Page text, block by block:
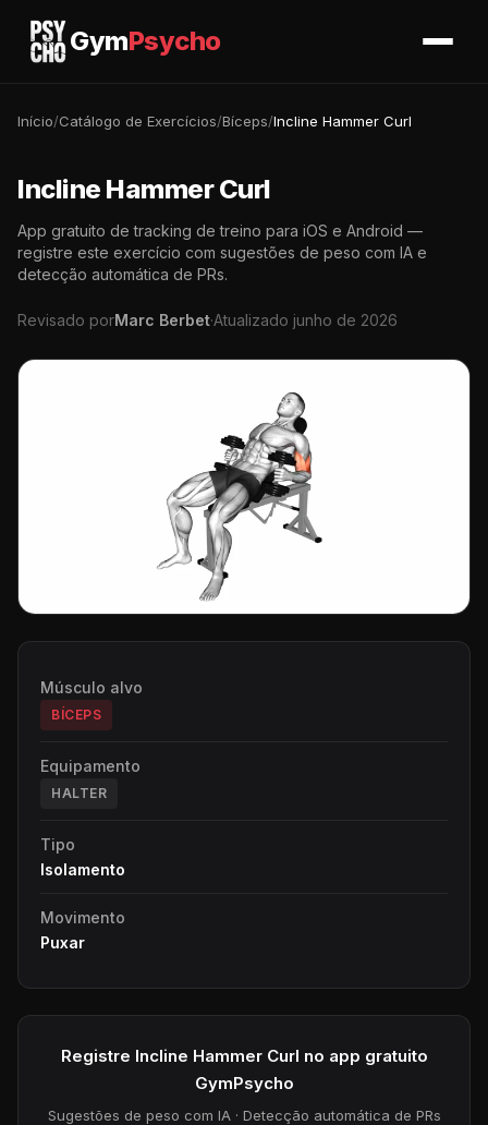
GymPsycho
Início/Catálogo de Exercícios/Bíceps/Incline Hammer Curl
Incline Hammer Curl
App gratuito de tracking de treino para iOS e Android —
registre este exercício com sugestões de peso com IA e
detecção automática de PRs.
Revisado porMarc Berbet·Atualizado junho de 2026
Músculo alvo
BÍCEPS
Equipamento
HALTER
Tipo
Isolamento
Movimento
Puxar
Registre Incline Hammer Curl no app gratuito
GymPsycho
Sugestões de peso com IA · Detecção automática de PRs